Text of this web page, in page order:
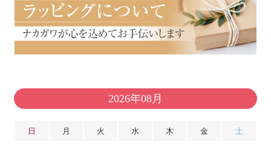
2026年08月
日 月 火 水 木 金 土